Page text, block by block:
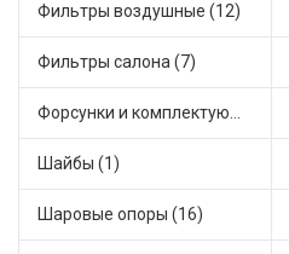
Фильтры воздушные (12)
Фильтры салона (7)
Форсунки и комплектующие (5)
Шайбы (1)
Шаровые опоры (16)